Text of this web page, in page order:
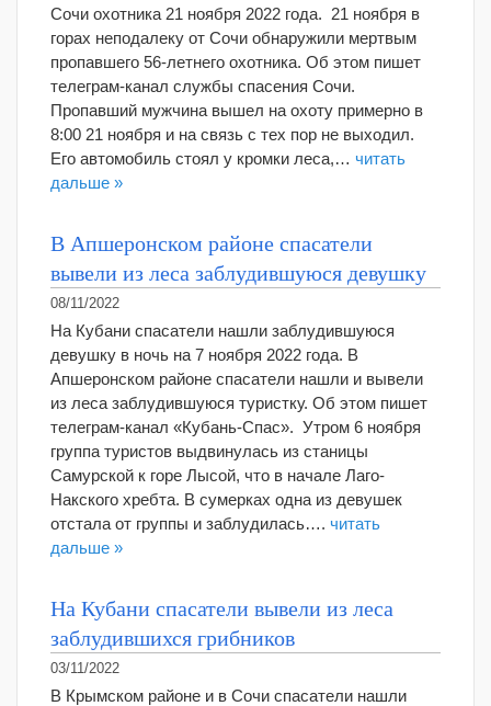
Сочи охотника 21 ноября 2022 года. 21 ноября в
горах неподалеку от Сочи обнаружили мертвым
пропавшего 56-летнего охотника. Об этом пишет
телеграм-канал службы спасения Сочи.
Пропавший мужчина вышел на охоту примерно в
8:00 21 ноября и на связь с тех пор не выходил.
Его автомобиль стоял у кромки леса,… читать
дальше »
В Апшеронском районе спасатели
вывели из леса заблудившуюся девушку
08/11/2022
На Кубани спасатели нашли заблудившуюся
девушку в ночь на 7 ноября 2022 года. В
Апшеронском районе спасатели нашли и вывели
из леса заблудившуюся туристку. Об этом пишет
телеграм-канал «Кубань-Спас». Утром 6 ноября
группа туристов выдвинулась из станицы
Самурской к горе Лысой, что в начале Лаго-
Накского хребта. В сумерках одна из девушек
отстала от группы и заблудилась…. читать
дальше »
На Кубани спасатели вывели из леса
заблудившихся грибников
03/11/2022
В Крымском районе и в Сочи спасатели нашли